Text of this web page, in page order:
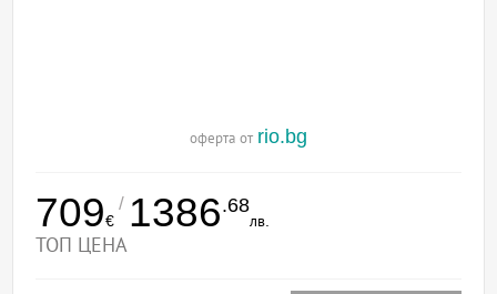
оферта от rio.bg
709€
/ 1386.68
лв.
ТОП ЦЕНА